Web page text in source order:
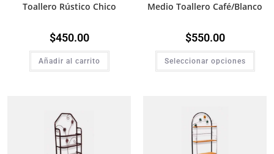
Toallero Rústico Chico
$450.00
Añadir al carrito
Medio Toallero Café/Blanco
$550.00
Seleccionar opciones